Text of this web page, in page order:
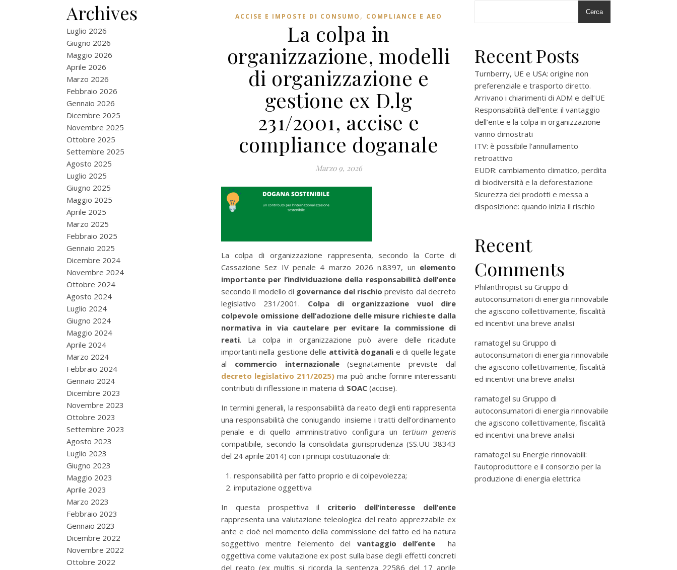
Archives
Luglio 2026
Giugno 2026
Maggio 2026
Aprile 2026
Marzo 2026
Febbraio 2026
Gennaio 2026
Dicembre 2025
Novembre 2025
Ottobre 2025
Settembre 2025
Agosto 2025
Luglio 2025
Giugno 2025
Maggio 2025
Aprile 2025
Marzo 2025
Febbraio 2025
Gennaio 2025
Dicembre 2024
Novembre 2024
Ottobre 2024
Agosto 2024
Luglio 2024
Giugno 2024
Maggio 2024
Aprile 2024
Marzo 2024
Febbraio 2024
Gennaio 2024
Dicembre 2023
Novembre 2023
Ottobre 2023
Settembre 2023
Agosto 2023
Luglio 2023
Giugno 2023
Maggio 2023
Aprile 2023
Marzo 2023
Febbraio 2023
Gennaio 2023
Dicembre 2022
Novembre 2022
Ottobre 2022
ACCISE E IMPOSTE DI CONSUMO , COMPLIANCE E AEO
La colpa in
organizzazione, modelli
di organizzazione e
gestione ex D.lg
231/2001, accise e
compliance doganale
Marzo 9, 2026
La colpa di organizzazione rappresenta, secondo la Corte di
Cassazione Sez IV penale 4 marzo 2026 n.8397, un elemento
importante per l’individuazione della responsabilità dell’ente
secondo il modello di governance del rischio previsto dal decreto
legislativo 231/2001. Colpa di organizzazione vuol dire
colpevole omissione dell’adozione delle misure richieste dalla
normativa in via cautelare per evitare la commissione di
reati. La colpa in organizzazione può avere delle ricadute
importanti nella gestione delle attività doganali e di quelle legate
al commercio internazionale(segnatamente previste dal
decreto legislativo 211/2025) ma può anche fornire interessanti
contributi di riflessione in materia di SOAC (accise).
In termini generali, la responsabilità da reato degli enti rappresenta
una responsabilità che coniugando insieme i tratti dell’ordinamento
penale e di quello amministrativo configura un tertium generis
compatibile, secondo la consolidata giurisprudenza (SS.UU 38343
del 24 aprile 2014) con i principi costituzionale di:
responsabilità per fatto proprio e di colpevolezza;
imputazione oggettiva
In questa prospettiva il criterio dell’interesse dell’ente
rappresenta una valutazione teleologica del reato apprezzabile ex
ante e cioè nel momento della commissione del fatto ed ha natura
soggettivo mentre l’elemento del vantaggio dell’ente
ha
oggettiva come valutazione ex post sulla base degli effetti concreti
del reato (ex multis si ricorda la sentenza 22586 del 17 aprile
Cerca
Recent Posts
Turnberry, UE e USA: origine non
preferenziale e trasporto diretto.
Arrivano i chiarimenti di ADM e dell’UE
Responsabilità dell’ente: il vantaggio
dell’ente e la colpa in organizzazione
vanno dimostrati
ITV: è possibile l’annullamento
retroattivo
EUDR: cambiamento climatico, perdita
di biodiversità e la deforestazione
Sicurezza dei prodotti e messa a
disposizione: quando inizia il rischio
Recent
Comments
Philanthropist su Gruppo di
autoconsumatori di energia rinnovabile
che agiscono collettivamente, fiscalità
ed incentivi: una breve analisi
ramatogel su Gruppo di
autoconsumatori di energia rinnovabile
che agiscono collettivamente, fiscalità
ed incentivi: una breve analisi
ramatogel su Gruppo di
autoconsumatori di energia rinnovabile
che agiscono collettivamente, fiscalità
ed incentivi: una breve analisi
ramatogel su Energie rinnovabili:
l’autoproduttore e il consorzio per la
produzione di energia elettrica